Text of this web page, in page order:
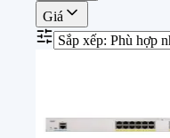
Giá